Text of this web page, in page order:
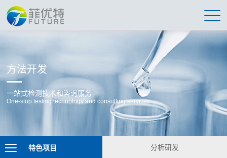
方法开发
一站式检测技术和咨询服务
One-stop testing technology and consulting services
特色项目 分析研发